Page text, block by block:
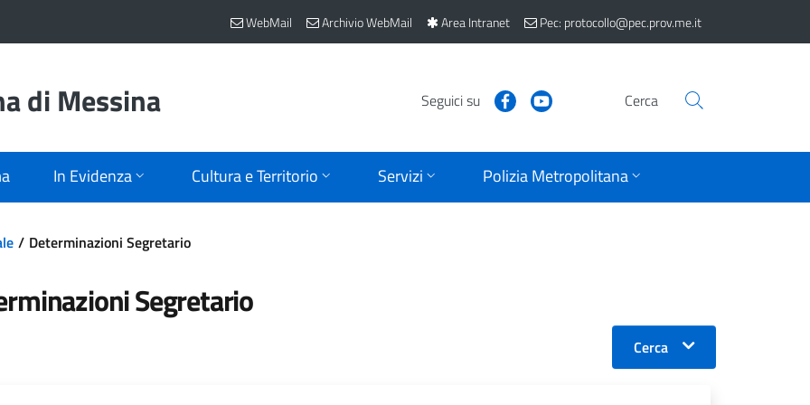
WebMail Archivio WebMail Area Intranet Pec: protocollo@pec.prov.me.it
di Messina Seguici su Cerca
In Evidenza Cultura e Territorio Servizi Polizia Metropolitana
Determinazioni Segretario
Segretario
Cerca